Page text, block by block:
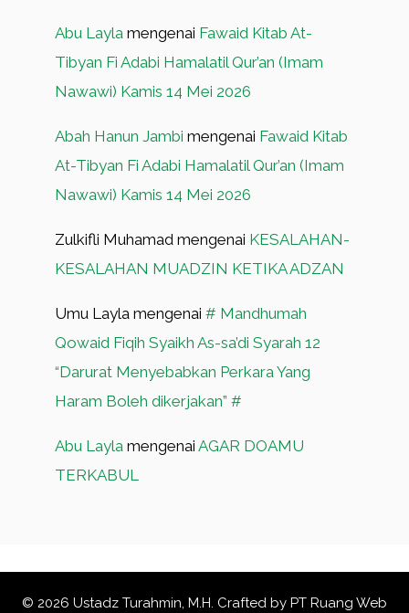
Abu Layla mengenai Fawaid Kitab At-
Tibyan Fi Adabi Hamalatil Qur’an (Imam
Nawawi) Kamis 14 Mei 2026
Abah Hanun Jambi mengenai Fawaid Kitab
At-Tibyan Fi Adabi Hamalatil Qur’an (Imam
Nawawi) Kamis 14 Mei 2026
Zulkifli Muhamad mengenai KESALAHAN-
KESALAHAN MUADZIN KETIKA ADZAN
Umu Layla mengenai # Mandhumah
Qowaid Fiqih Syaikh As-sa’di Syarah 12
“Darurat Menyebabkan Perkara Yang
Haram Boleh dikerjakan” #
Abu Layla mengenai AGAR DOAMU
TERKABUL
© 2026 Ustadz Turahmin, M.H. Crafted by PT Ruang Web